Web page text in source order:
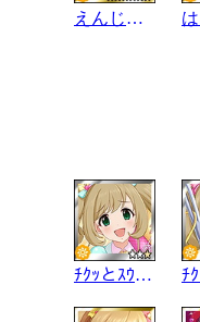
えんじぇるはぁと
ﾁｸｯとｽｳｨｰﾃｨｰ